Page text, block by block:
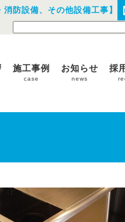
防設備、その他設備工事】
施工事例
case
お知らせ
news
採